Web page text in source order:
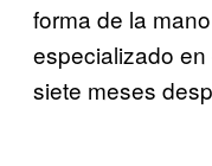
forma de la
especializado
siete meses